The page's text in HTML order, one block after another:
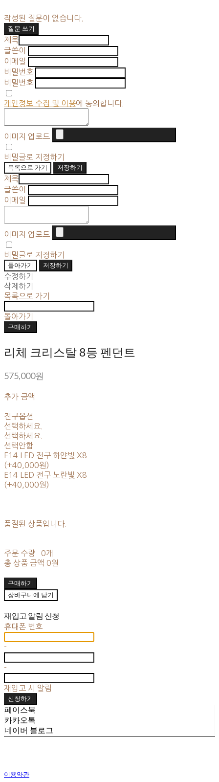
작성된 질문이 없습니다.
질문 쓰기
제목
글쓴이
이메일
비밀번호
비밀번호
개인정보 수집 및 이용에 동의합니다.
이미지 업로드
비밀글로 지정하기
목록으로 가기
저장하기
제목
글쓴이
이메일
이미지 업로드
비밀글로 지정하기
돌아가기
저장하기
수정하기
삭제하기
목록으로 가기
돌아가기
구매하기
리체 크리스탈 8등 펜던트
575,000원
추가 금액
전구옵션
선택하세요.
선택하세요.
선택안함
E14 LED 전구 하얀빛 X8
(+40,000원)
E14 LED 전구 노란빛 X8
(+40,000원)
품절된 상품입니다.
주문 수량
0개
총 상품 금액 0원
구매하기
장바구니에 담기
재입고 알림 신청
휴대폰 번호
-
-
재입고 시 알림
신청하기
페이스북
카카오톡
네이버 블로그
이용약관